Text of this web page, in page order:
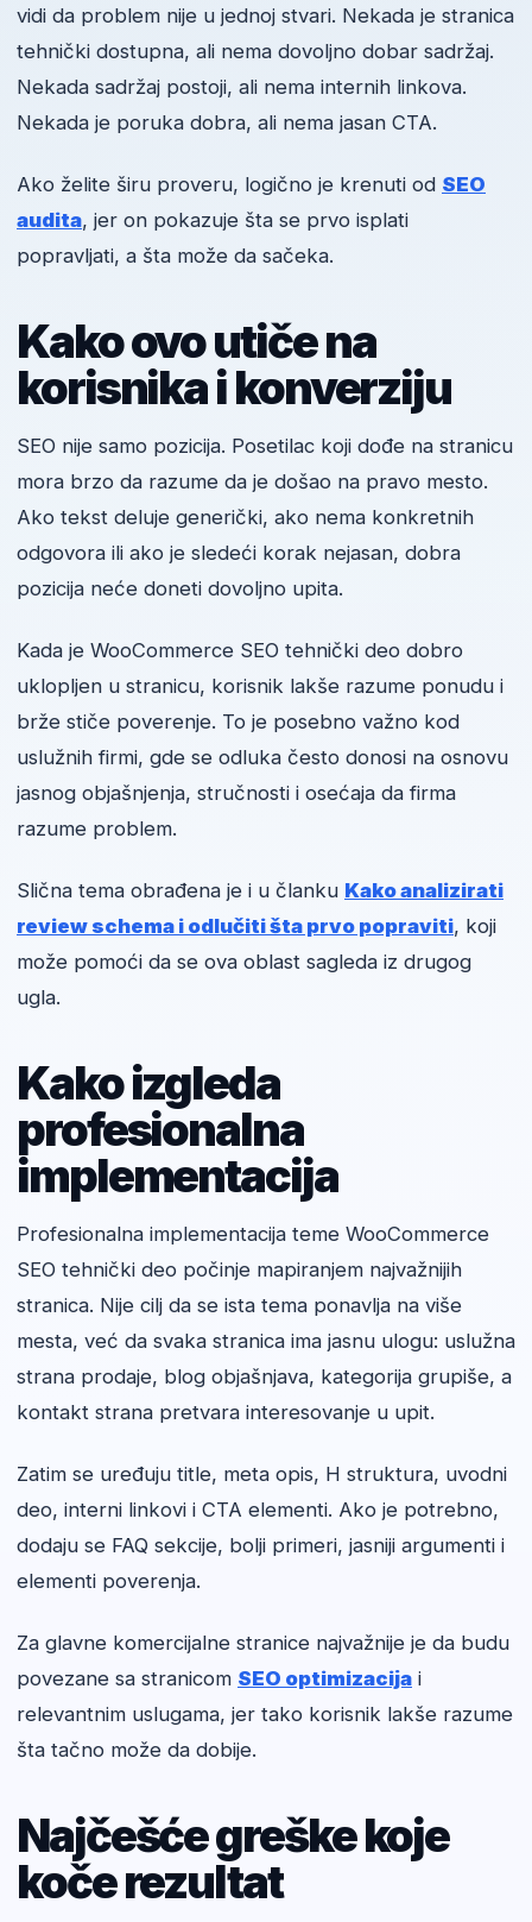
vidi da problem nije u jednoj stvari. Nekada je stranica
tehnički dostupna, ali nema dovoljno dobar sadržaj.
Nekada sadržaj postoji, ali nema internih linkova.
Nekada je poruka dobra, ali nema jasan CTA.
Ako želite širu proveru, logično je krenuti od SEO
audita, jer on pokazuje šta se prvo isplati
popravljati, a šta može da sačeka.
Kako ovo utiče na
korisnika i konverziju
SEO nije samo pozicija. Posetilac koji dođe na stranicu
mora brzo da razume da je došao na pravo mesto.
Ako tekst deluje generički, ako nema konkretnih
odgovora ili ako je sledeći korak nejasan, dobra
pozicija neće doneti dovoljno upita.
Kada je WooCommerce SEO tehnički deo dobro
uklopljen u stranicu, korisnik lakše razume ponudu i
brže stiče poverenje. To je posebno važno kod
uslužnih firmi, gde se odluka često donosi na osnovu
jasnog objašnjenja, stručnosti i osećaja da firma
razume problem.
Slična tema obrađena je i u članku Kako analizirati
review schema i odlučiti šta prvo popraviti, koji
može pomoći da se ova oblast sagleda iz drugog
ugla.
Kako izgleda
profesionalna
implementacija
Profesionalna implementacija teme WooCommerce
SEO tehnički deo počinje mapiranjem najvažnijih
stranica. Nije cilj da se ista tema ponavlja na više
mesta, već da svaka stranica ima jasnu ulogu: uslužna
strana prodaje, blog objašnjava, kategorija grupiše, a
kontakt strana pretvara interesovanje u upit.
Zatim se uređuju title, meta opis, H struktura, uvodni
deo, interni linkovi i CTA elementi. Ako je potrebno,
dodaju se FAQ sekcije, bolji primeri, jasniji argumenti i
elementi poverenja.
Za glavne komercijalne stranice najvažnije je da budu
povezane sa stranicom SEO optimizacija i
relevantnim uslugama, jer tako korisnik lakše razume
šta tačno može da dobije.
Najčešće greške koje
koče rezultat